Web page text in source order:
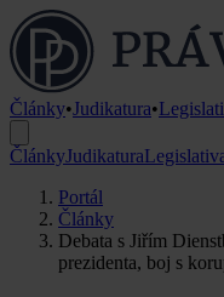
Články•Judikatura•
ČlánkyJudikatura
Portál
Články
Debata s Jiřím
prezidenta, boj s